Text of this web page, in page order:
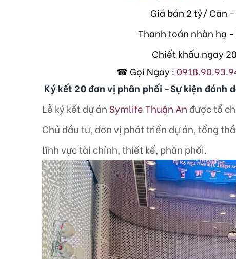
Giá bán 2 tỷ/ Căn
Thanh toán nhàn hạ
Chiết khấu ngay
☎ Gọi Ngay :
Ký kết 20 đơn vị phân phối -Sự kiện đánh
Lễ ký kết dự án Symlife Thuận An được tổ
Chủ đầu tư, đơn vị phát triển dự án, tổng
lĩnh vực tài chính, thiết kế, phân phối.